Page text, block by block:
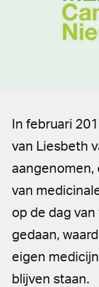
Spanish
German
Czech
In februari
van Liesbeth
aangenomen,
van
op de dag
gedaan,
eigen
blijven staan.